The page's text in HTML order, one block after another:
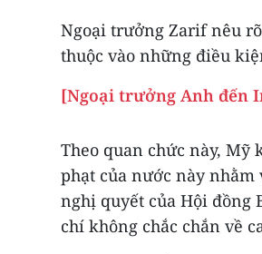
Ngoại trưởng Zarif nêu
thuộc vào những điều
[Ngoại trưởng Anh đến
Theo quan chức này,
phạt của nước này
nghị quyết của Hội đồng
chí không chắc chắn về